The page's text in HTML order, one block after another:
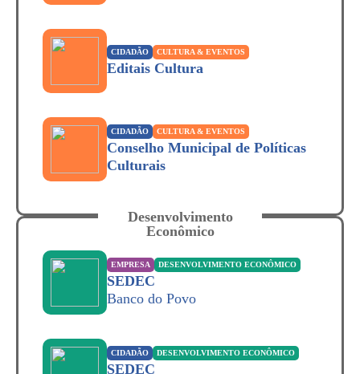
CIDADÃO CULTURA & EVENTOS
Editais Cultura
CIDADÃO CULTURA & EVENTOS
Conselho Municipal de Políticas
Culturais
Desenvolvimento
Econômico
EMPRESA DESENVOLVIMENTO ECONÔMICO
SEDEC
Banco do Povo
CIDADÃO DESENVOLVIMENTO ECONÔMICO
SEDEC